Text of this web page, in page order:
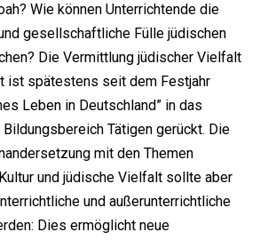
Wie können Unterrichtende die
gesellschaftliche Fülle jüdischen
Die Vermittlung jüdischer Vielfalt
ist spätestens seit dem Festjahr
Leben in Deutschland” in das
Tätigen gerückt. Die
mit den Themen
und jüdische Vielfalt sollte aber
und außerunterrichtliche
Dies ermöglicht neue